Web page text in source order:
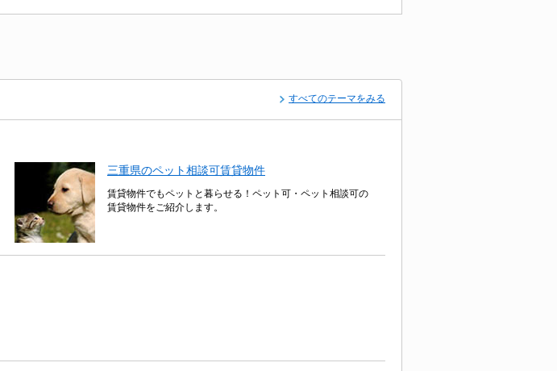
すべてのテーマをみる
三重県のペット相談可賃貸物件
賃貸物件でもペットと暮らせる！ペット可・ペット相談可の
賃貸物件をご紹介します。